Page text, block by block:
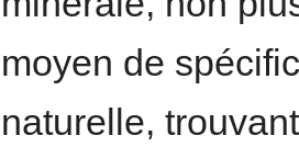
moyen de
naturelle,